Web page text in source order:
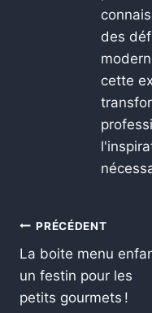
des
cette
PRÉCÉDENT
La boite menu
un festin pour les
petits gourmets !